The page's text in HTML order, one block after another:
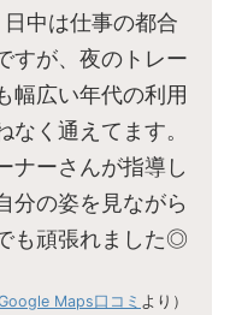
中は仕事の都合
すが、夜のトレー
幅広い年代の利用
く通えてます。
ナーさんが指導し
分の姿を見ながら
も頑張れました◎
Maps口コミ より）